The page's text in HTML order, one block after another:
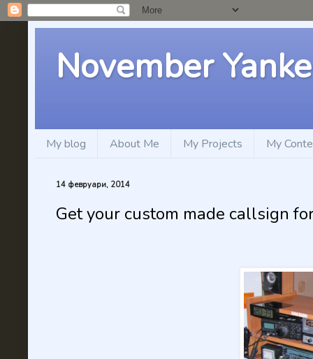
November
My blog About Me My Projects My
14 февруари, 2014
Get your custom made callsign